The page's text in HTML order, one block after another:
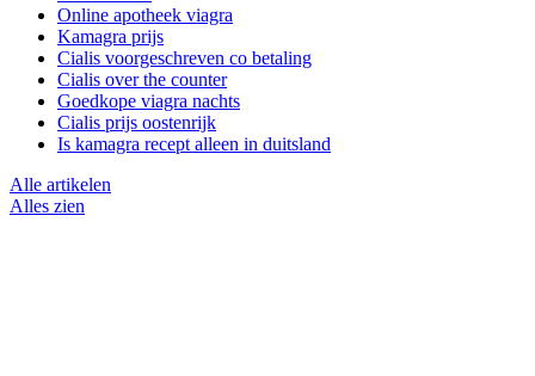
Online apotheek viagra
Kamagra prijs
Cialis voorgeschreven co betaling
Cialis over the counter
Goedkope viagra nachts
Cialis prijs oostenrijk
Is kamagra recept alleen in duitsland
Alle artikelen
Alles zien